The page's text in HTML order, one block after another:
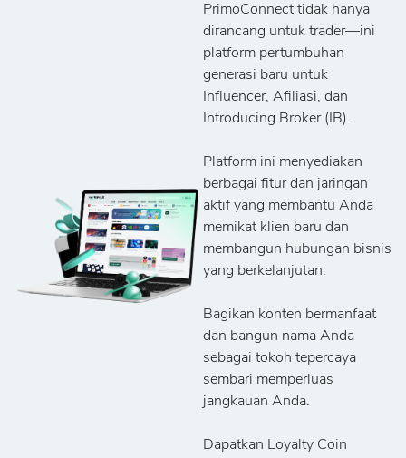
PrimoConnect tidak hanya
dirancang untuk trader—ini
platform pertumbuhan
generasi baru untuk
Influencer, Afiliasi, dan
Introducing Broker (IB).
Platform ini menyediakan
berbagai fitur dan jaringan
aktif yang membantu Anda
memikat klien baru dan
membangun hubungan bisnis
yang berkelanjutan.
Bagikan konten bermanfaat
dan bangun nama Anda
sebagai tokoh tepercaya
sembari memperluas
jangkauan Anda.
Dapatkan Loyalty Coin